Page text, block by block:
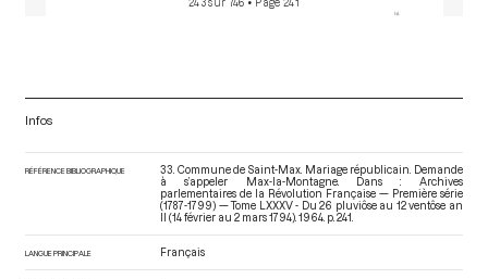
Infos
RÉFÉRENCE BIBLIOGRAPHIQUE
33. Commune de Saint-Max. Mariage républicain. Demande
à s’appeler Max-la-Montagne. Dans : Archives
parlementaires de la Révolution Française — Première série
(1787-1799) — Tome LXXXV - Du 26 pluviôse au 12 ventôse an
II (14 février au 2 mars 1794) . 1964. p. 241.
LANGUE PRINCIPALE Français